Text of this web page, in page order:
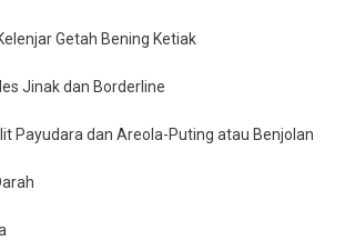
Getah Bening Ketiak
Jinak dan Borderline
Payudara dan Areola-Puting atau Benjolan